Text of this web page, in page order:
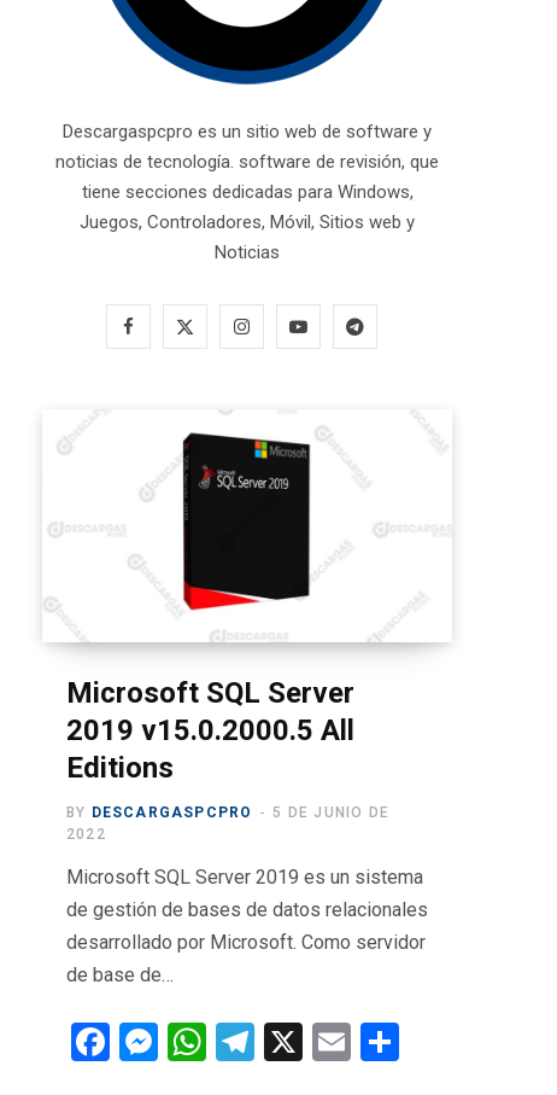
Descargaspcpro es un sitio web de software y
noticias de tecnología. software de revisión, que
tiene secciones dedicadas para Windows,
Juegos, Controladores, Móvil, Sitios web y
Noticias
F
b
o
k
w
t
e
r
I
r
a
m
Y
T
e
T
m
Microsoft SQL Server
2019 v15.0.2000.5 All
Editions
BY DESCARGASPCPRO
5 DE JUNIO DE
2022
Microsoft SQL Server 2019 es un sistema
de gestión de bases de datos relacionales
desarrollado por Microsoft. Como servidor
de base de…
F
M
W
T
X
E